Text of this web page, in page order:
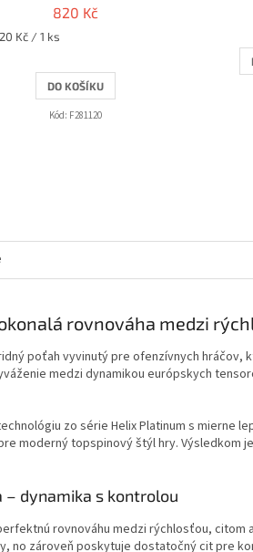
820 Kč
Kč / 1 ks
DO KOŠÍKU
Kód: F281120
rovnováha medzi
poťah vyvinutý pre ofenzívnych
medzi dynamikou európskych
zo série Helix Platinum s mierne
moderný topspinový štýl hry. Výsledkom
– dynamika s kontrolou
rovnováhu medzi rýchlosťou,
no zároveň poskytuje dostatočný cit pre